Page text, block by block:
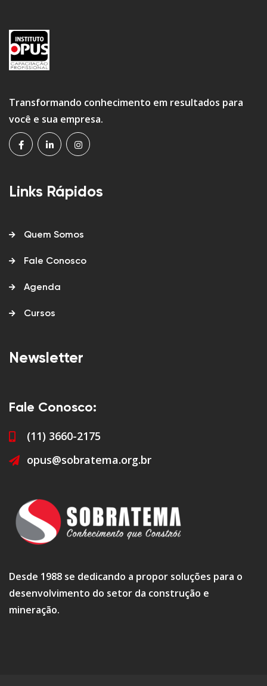
Transformando conhecimento em resultados para
você e sua empresa.
Links Rápidos
Quem Somos
Fale Conosco
Agenda
Cursos
Newsletter
Fale Conosco:
(11) 3660-2175
opus@sobratema.org.br
Desde 1988 se dedicando a propor soluções para o
desenvolvimento do setor da construção e
mineração.